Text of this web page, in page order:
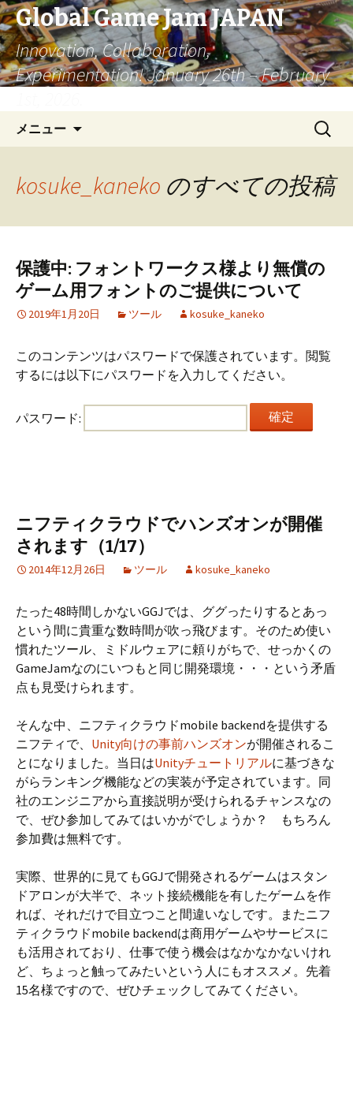
Global Game Jam JAPAN
Innovation, Collaboration,
Experimentation! January 26th – February
メニュー
ツ
検
索:
kosuke_kaneko のすべての投稿
保護中: フォントワークス様より無償の
ゲーム用フォントのご提供について
2019年1月20日 ツール kosuke_kaneko
このコンテンツはパスワードで保護されています。閲覧
するには以下にパスワードを入力してください。
パスワード:
ニフティクラウドでハンズオンが開催
されます（1/17）
2014年12月26日 ツール kosuke_kaneko
たった48時間しかないGGJでは、ググったりするとあっ
という間に貴重な数時間が吹っ飛びます。そのため使い
慣れたツール、ミドルウェアに頼りがちで、せっかくの
GameJamなのにいつもと同じ開発環境・・・という矛盾
点も見受けられます。
そんな中、ニフティクラウドmobile backendを提供する
ニフティで、 Unity向けの事前ハンズオンが開催されるこ
とになりました。当日はUnityチュートリアルに基づきな
がらランキング機能などの実装が予定されています。同
社のエンジニアから直接説明が受けられるチャンスなの
で、ぜひ参加してみてはいかがでしょうか？ もちろん
参加費は無料です。
実際、世界的に見てもGGJで開発されるゲームはスタン
ドアロンが大半で、ネット接続機能を有したゲームを作
れば、それだけで目立つこと間違いなしです。またニフ
ティクラウドmobile backendは商用ゲームやサービスに
も活用されており、仕事で使う機会はなかなかないけれ
ど、ちょっと触ってみたいという人にもオススメ。先着
15名様ですので、ぜひチェックしてみてください。